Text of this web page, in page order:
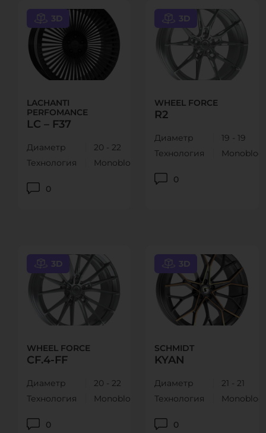
3D
LACHANTI
PERFOMANCE
LC – F37
Диаметр
20 - 22
Технология
Monoblock
0
3D
WHEEL FORCE
R2
Диаметр
19 - 19
Технология
0
3D
WHEEL FORCE
CF.4-FF
Диаметр
20 - 22
Технология
Monoblock
0
3D
SCHMIDT
KYAN
Диаметр
21 - 21
Технология
0